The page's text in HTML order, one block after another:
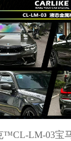
™CL-LM-03宝